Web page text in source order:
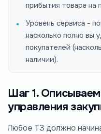
прибытия товара на
Уровень сервиса -
насколько полно вы
покупателей
наличии).
Шаг 1.
управления
Любое ТЗ должно